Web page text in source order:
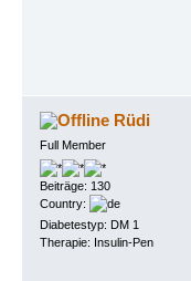
Rüdi
Full Member
Beiträge: 130
Country:
Diabetestyp: DM 1
Therapie: Insulin-Pen